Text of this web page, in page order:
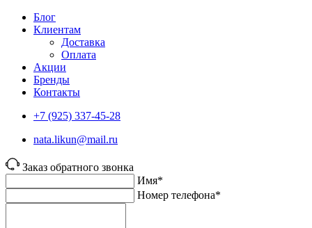
Блог
Клиентам
Доставка
Оплата
Акции
Бренды
Контакты
+7 (925) 337-45-28
nata.likun@mail.ru
Заказ обратного звонка
Имя*
Номер телефона*